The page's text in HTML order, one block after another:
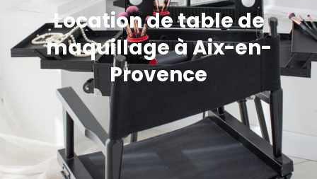
Location de table de
maquillage à Aix-en-
Provence